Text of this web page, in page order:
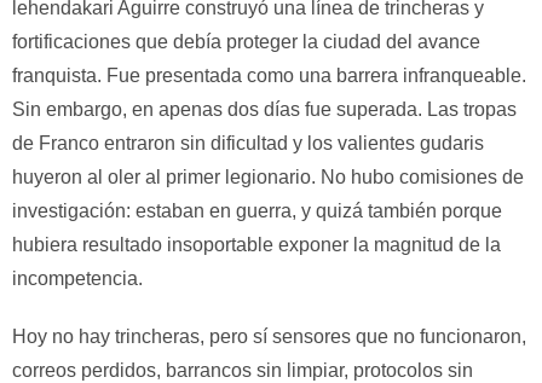
lehendakari Aguirre construyó una línea de trincheras y
fortificaciones que debía proteger la ciudad del avance
franquista. Fue presentada como una barrera infranqueable.
Sin embargo, en apenas dos días fue superada. Las tropas
de Franco entraron sin dificultad y los valientes gudaris
huyeron al oler al primer legionario. No hubo comisiones de
investigación: estaban en guerra, y quizá también porque
hubiera resultado insoportable exponer la magnitud de la
incompetencia.
Hoy no hay trincheras, pero sí sensores que no funcionaron,
correos perdidos, barrancos sin limpiar, protocolos sin